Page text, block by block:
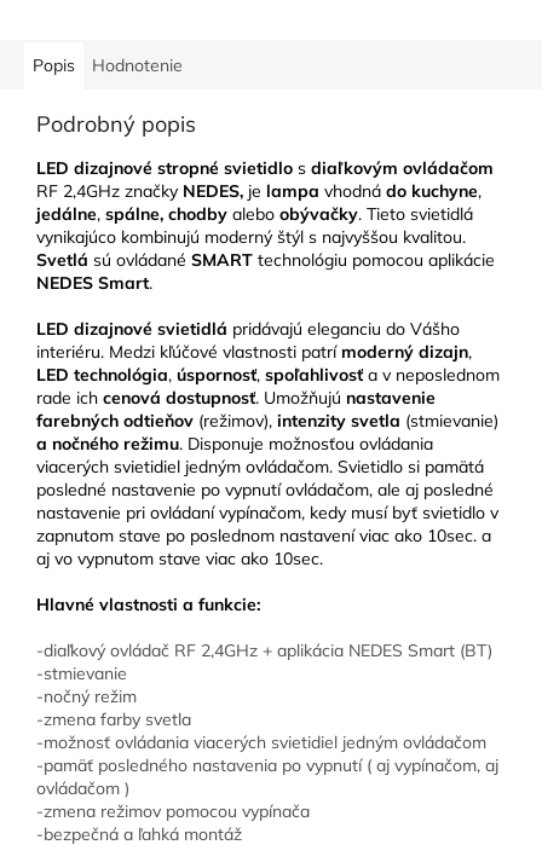
Popis Hodnotenie
Podrobný popis
LED dizajnové stropné svietidlo s diaľkovým ovládačom
RF 2,4GHz značky NEDES, je lampa vhodná do kuchyne,
jedálne, spálne, chodby alebo obývačky. Tieto svietidlá
vynikajúco kombinujú moderný štýl s najvyššou kvalitou.
Svetlá sú ovládané SMART technológiu pomocou aplikácie
NEDES Smart.
LED dizajnové svietidlá pridávajú eleganciu do Vášho
interiéru. Medzi kľúčové vlastnosti patrímoderný dizajn,
LED technológia, úspornosť, spoľahlivosť a v neposlednom
rade ich cenová dostupnosť. Umožňujú nastavenie
farebných odtieňov (režimov), intenzity svetla (stmievanie)
a nočného režimu. Disponuje možnosťou ovládania
viacerých svietidiel jedným ovládačom. Svietidlo si pamätá
posledné nastavenie po vypnutí ovládačom, ale aj posledné
nastavenie pri ovládaní vypínačom, kedy musí byť svietidlo v
zapnutom stave po poslednom nastavení viac ako 10sec. a
aj vo vypnutom stave viac ako 10sec.
Hlavné vlastnosti a funkcie:
-diaľkový ovládač RF 2,4GHz + aplikácia NEDES Smart (BT)
-stmievanie
-nočný režim
-zmena farby svetla
-možnosť ovládania viacerých svietidiel jedným ovládačom
-pamäť posledného nastavenia po vypnutí ( aj vypínačom, aj
ovládačom )
-zmena režimov pomocou vypínača
-bezpečná a ľahká montáž